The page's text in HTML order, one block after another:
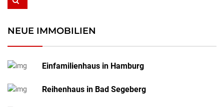
NEUE IMMOBILIEN
Einfamilienhaus in Hamburg
Reihenhaus in Bad Segeberg